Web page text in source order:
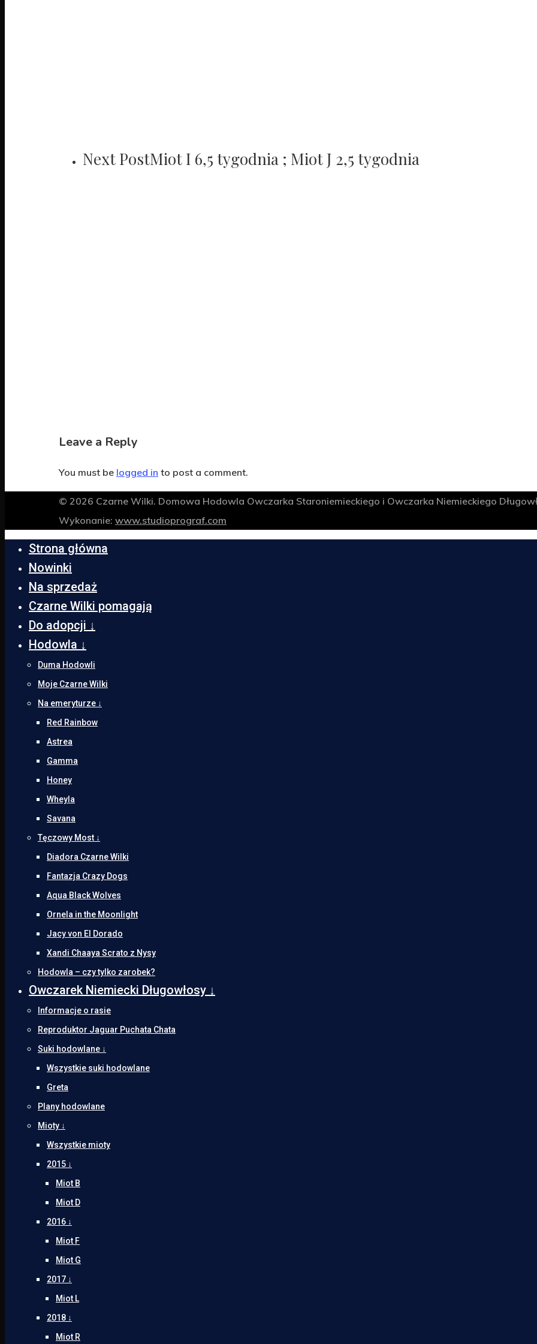
Next PostMiot I 6,5 tygodnia ; Miot J 2,5 tygodnia
Leave a Reply
You must be logged in to post a comment.
© 2026 Czarne Wilki. Domowa Hodowla Owczarka Staroniemieckiego i Owczarka Niemieckiego
Wykonanie: www.studioprograf.com
Strona główna
Nowinki
Na sprzedaż
Czarne Wilki pomagają
Do adopcji ↓
Hodowla ↓
Duma Hodowli
Moje Czarne Wilki
Na emeryturze ↓
Red Rainbow
Astrea
Gamma
Honey
Wheyla
Savana
Tęczowy Most ↓
Diadora Czarne Wilki
Fantazja Crazy Dogs
Aqua Black Wolves
Ornela in the Moonlight
Jacy von El Dorado
Xandi Chaaya Scrato z Nysy
Hodowla – czy tylko zarobek?
Owczarek Niemiecki Długowłosy ↓
Informacje o rasie
Reproduktor Jaguar Puchata Chata
Suki hodowlane ↓
Wszystkie suki hodowlane
Greta
Plany hodowlane
Mioty ↓
Wszystkie mioty
2015 ↓
Miot B
Miot D
2016 ↓
Miot F
Miot G
2017 ↓
Miot L
2018 ↓
Miot R